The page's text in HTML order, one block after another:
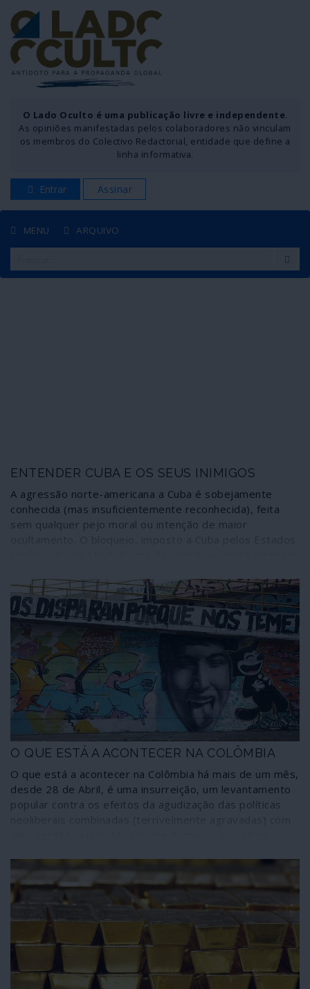
O Lado Oculto é uma publicação livre e independente.
As opiniões manifestadas pelos colaboradores não vinculam
os membros do Colectivo Redactorial, entidade que define a
linha informativa.
Entrar Assinar
MENU ARQUIVO
ENTENDER CUBA E OS SEUS INIMIGOS
A agressão norte-americana a Cuba é sobejamente
conhecida (mas insuficientemente reconhecida), feita
sem qualquer pejo moral ou intenção de maior
eventos últimos. Um documento (datado de 1998 e hoje
de acesso público) publicado pela “National Security
Research Division”' da RAND Corporation, instituição de
pesquisa ligada aos meios militares norte-americanos,
coloca como único objectivo a mudança de regime, ou
seja, o abandono da via socialista seguida por Cuba,
estabelecendo uma metodologia para alcançar aquele
propósito.
O QUE ESTÁ A ACONTECER NA COLÔMBIA
O que está a acontecer na Colômbia há mais de um mês,
desde 28 de Abril, é uma insurreição, um levantamento
popular contra os efeitos da agudização das políticas
narco-Estado fascista contra a generalidade da
população através de um aparelho repressivo montado
ao longo de seis décadas e que tem nas forças armadas
o principal suporte, articulando as polícias de segurança,
as unidades móveis de assalto e a entranhada teia de
grupos paramilitares ou esquadrões da morte.